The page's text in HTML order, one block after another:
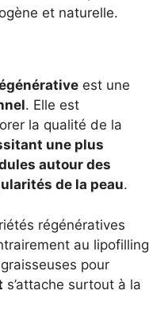
et naturelle.
est une
. Elle est
la qualité de la
une plus
autour des
de la peau.
régénératives
au lipofilling
pour
s’attache surtout à la